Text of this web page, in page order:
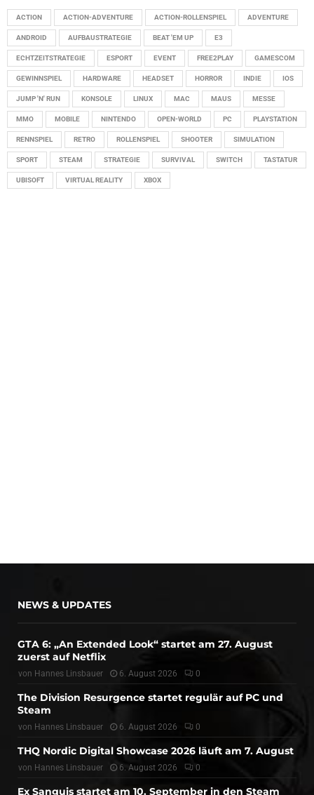
ACTION ACTION-ADVENTURE ACTION-ROLLENSPIEL ADVENTURE
ANDROID AUFBAUSTRATEGIE BEAT 'EM UP E3
ECHTZEITSTRATEGIE ESPORT EVENT FREE2PLAY GAMESCOM
GEWINNSPIEL HARDWARE HEADSET HORROR INDIE IOS
JUMP 'N' RUN KONSOLE LINUX MAC MAUS MESSE
MMO MOBILE NINTENDO OPEN-WORLD PC PLAYSTATION
RENNSPIEL RETRO ROLLENSPIEL SHOOTER SIMULATION
SPORT STEAM STRATEGIE SURVIVAL SWITCH TASTATUR
UBISOFT VIRTUAL REALITY XBOX
NEWS & UPDATES
GTA 6: „An Extended Look“ startet am 27. August
zuerst auf Netflix
von Hannes Linsbauer 6. August 2026 0
The Division Resurgence startet regulär auf PC und
Steam
von Hannes Linsbauer 6. August 2026 0
THQ Nordic Digital Showcase 2026 läuft am 7. August
von Hannes Linsbauer 6. August 2026 0
Ex Sanguis startet am 10. September in den Steam